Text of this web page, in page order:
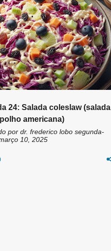
24: Salada coleslaw (salada
americana)
por dr. frederico lobo segunda-
10, 2025
CENOURA +1